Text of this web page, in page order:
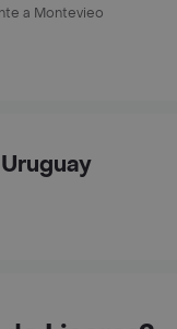
a Montevieo